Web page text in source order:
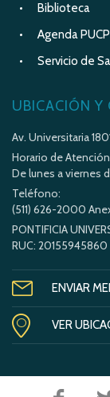
Biblioteca
Agenda PUCP
Servicio de
UBICACIÓN Y
Av. Universitaria
Horario de
De lunes a viernes
Teléfono:
(511) 626-2000
PONTIFICIA
RUC: 20155945860
ENVIAR
VER